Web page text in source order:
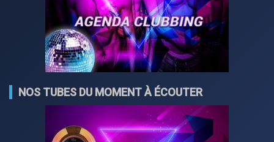
NOS TUBES DU MOMENT À ÉCOUTER